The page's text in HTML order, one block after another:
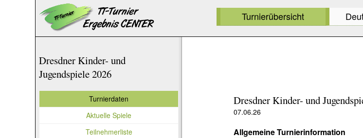
Turnierübersicht
Dresdner Kinder- und
07.06.26
Allgemeine Turnierinformation
Dresdner Kinder- und
Jugendspiele 2026
Turnierdaten
Aktuelle Spiele
Teilnehmerliste